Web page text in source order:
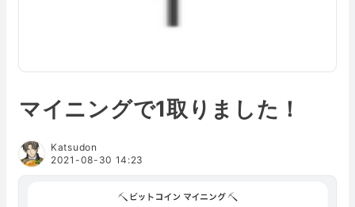
マイニングで1取りました！
Katsudon
2021-08-30 14:23